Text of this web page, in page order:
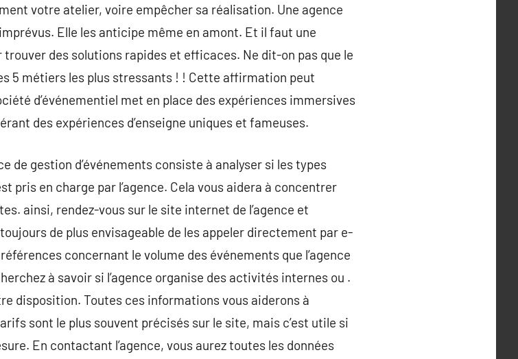
votre atelier, voire empêcher sa réalisation. Une agence
Elle les anticipe même en amont. Et il faut une
des solutions rapides et efficaces. Ne dit-on pas que le
5 métiers les plus stressants ! ! Cette affirmation peut
d’événementiel met en place des expériences immersives
des expériences d’enseigne uniques et fameuses.
de gestion d’événements consiste à analyser si les types
pris en charge par l’agence. Cela vous aidera à concentrer
ainsi, rendez-vous sur le site internet de l’agence et
de plus envisageable de les appeler directement par e-
concernant le volume des événements que l’agence
à savoir si l’agence organise des activités internes ou .
disposition. Toutes ces informations vous aiderons à
sont le plus souvent précisés sur le site, mais c’est utile si
En contactant l’agence, vous aurez toutes les données